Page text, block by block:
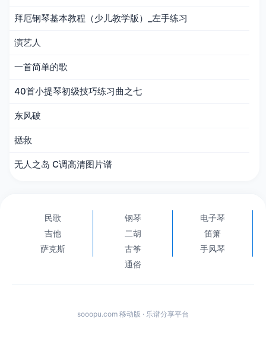
拜厄钢琴基本教程（少儿教学版）_左手练习
演艺人
一首简单的歌
40首小提琴初级技巧练习曲之七
东风破
拯救
无人之岛 C调高清图片谱
民歌 钢琴
电子琴
吉他
二胡
笛箫
萨克斯
古筝
手风琴
通俗
sooopu.com 移动版 · 乐谱分享平台